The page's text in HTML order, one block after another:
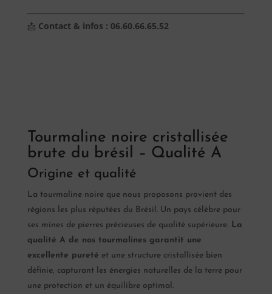
📩 Contact & infos : 06.60.66.65.52
Tourmaline noire cristallisée
brute du brésil – Qualité A
Origine et qualité
La tourmaline noire que nous proposons provient des
régions les plus réputées du Brésil. Un pays célèbre pour
ses mines de pierres précieuses de qualité supérieure.La
qualité A de nos tourmalines garantit une
excellente pureté et une structure cristallisée bien
définie, capturant les énergies naturelles de la terre pour
une protection et un équilibre optimal.